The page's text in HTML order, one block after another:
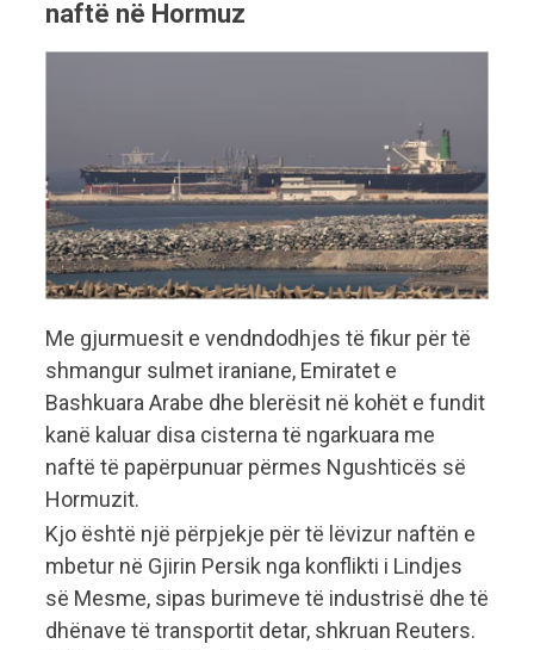
naftë në Hormuz
Me gjurmuesit e vendndodhjes të fikur për të
shmangur sulmet iraniane, Emiratet e
Bashkuara Arabe dhe blerësit në kohët e fundit
kanë kaluar disa cisterna të ngarkuara me
naftë të papërpunuar përmes Ngushticës së
Hormuzit.
Kjo është një përpjekje për të lëvizur naftën e
mbetur në Gjirin Persik nga konflikti i Lindjes
së Mesme, sipas burimeve të industrisë dhe të
dhënave të transportit detar, shkruan Reuters.